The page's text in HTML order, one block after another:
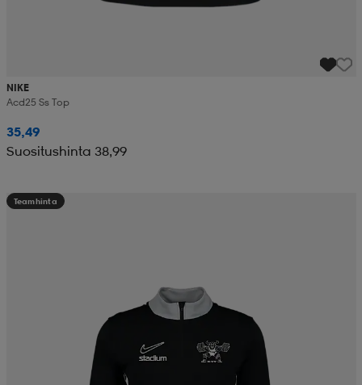
NIKE
Acd25 Ss Top
35,49
Suositushinta 38,99
Teamhinta